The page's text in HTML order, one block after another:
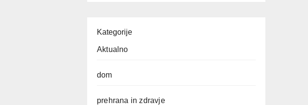
Kategorije
Aktualno
dom
prehrana in zdravje